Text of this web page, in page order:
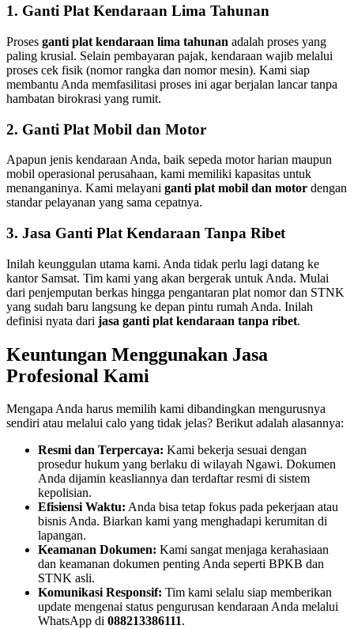
1. Ganti Plat Kendaraan Lima Tahunan
Proses ganti plat kendaraan lima tahunan adalah proses yang
paling krusial. Selain pembayaran pajak, kendaraan wajib melalui
proses cek fisik (nomor rangka dan nomor mesin). Kami siap
membantu Anda memfasilitasi proses ini agar berjalan lancar tanpa
hambatan birokrasi yang rumit.
2. Ganti Plat Mobil dan Motor
Apapun jenis kendaraan Anda, baik sepeda motor harian maupun
mobil operasional perusahaan, kami memiliki kapasitas untuk
menanganinya. Kami melayani ganti plat mobil dan motor dengan
standar pelayanan yang sama cepatnya.
3. Jasa Ganti Plat Kendaraan Tanpa Ribet
Inilah keunggulan utama kami. Anda tidak perlu lagi datang ke
kantor Samsat. Tim kami yang akan bergerak untuk Anda. Mulai
dari penjemputan berkas hingga pengantaran plat nomor dan STNK
yang sudah baru langsung ke depan pintu rumah Anda. Inilah
definisi nyata dari jasa ganti plat kendaraan tanpa ribet.
Keuntungan Menggunakan Jasa
Profesional Kami
Mengapa Anda harus memilih kami dibandingkan mengurusnya
sendiri atau melalui calo yang tidak jelas? Berikut adalah alasannya:
Resmi dan Terpercaya: Kami bekerja sesuai dengan
prosedur hukum yang berlaku di wilayah Ngawi. Dokumen
Anda dijamin keasliannya dan terdaftar resmi di sistem
kepolisian.
Efisiensi Waktu: Anda bisa tetap fokus pada pekerjaan atau
bisnis Anda. Biarkan kami yang menghadapi kerumitan di
lapangan.
Keamanan Dokumen: Kami sangat menjaga kerahasiaan
dan keamanan dokumen penting Anda seperti BPKB dan
STNK asli.
Komunikasi Responsif: Tim kami selalu siap memberikan
update mengenai status pengurusan kendaraan Anda melalui
WhatsApp di 088213386111.